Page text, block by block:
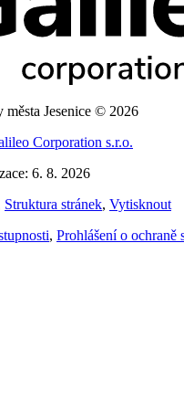
Jesenice © 2026
Corporation s.r.o.
6. 8. 2026
Struktura stránek, Vytisknout
, Prohlášení o ochraně